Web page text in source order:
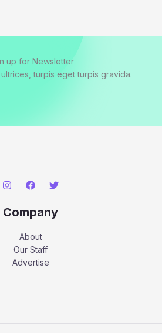
up for Newsletter
turpis eget turpis gravida.
Company
About
Our Staff
Advertise